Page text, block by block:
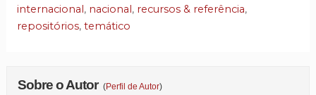
internacional, nacional, recursos & referência,
repositórios, temático
Sobre o Autor (Perfil de Autor)